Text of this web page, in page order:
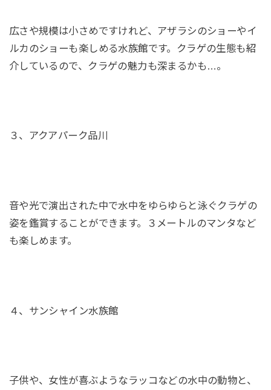
広さや規模は小さめですけれど、アザラシのショーやイ
ルカのショーも楽しめる水族館です。クラゲの生態も紹
介しているので、クラゲの魅力も深まるかも…。
３、アクアパーク品川
音や光で演出された中で水中をゆらゆらと泳ぐクラゲの
姿を鑑賞することができます。３メートルのマンタなど
も楽しめます。
４、サンシャイン水族館
子供や、女性が喜ぶようなラッコなどの水中の動物と、